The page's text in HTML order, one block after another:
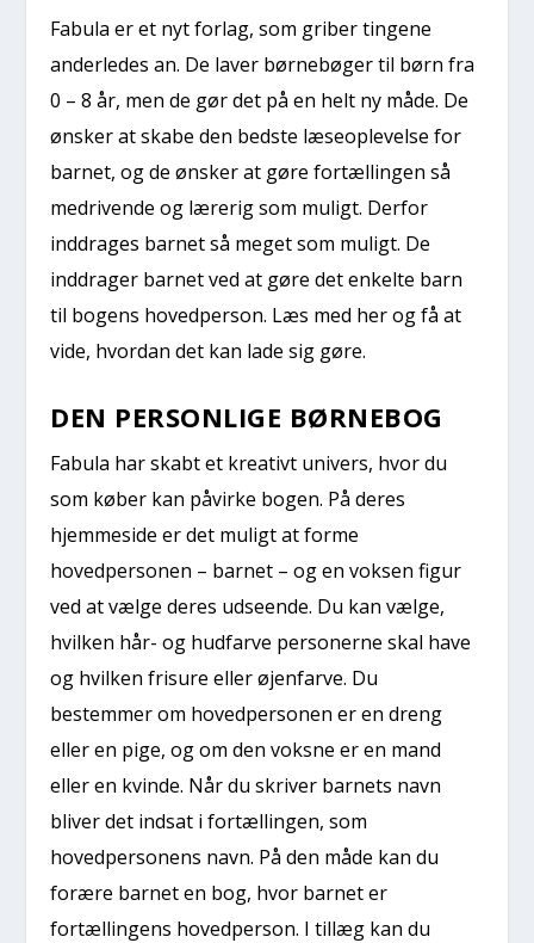
Fabula er et nyt forlag, som griber tingene
anderledes an. De laver børnebøger til børn fra
0 – 8 år, men de gør det på en helt ny måde. De
ønsker at skabe den bedste læseoplevelse for
barnet, og de ønsker at gøre fortællingen så
medrivende og lærerig som muligt. Derfor
inddrages barnet så meget som muligt. De
inddrager barnet ved at gøre det enkelte barn
til bogens hovedperson. Læs med her og få at
vide, hvordan det kan lade sig gøre.
DEN PERSONLIGE BØRNEBOG
Fabula har skabt et kreativt univers, hvor du
som køber kan påvirke bogen. På deres
hjemmeside er det muligt at forme
hovedpersonen – barnet – og en voksen figur
ved at vælge deres udseende. Du kan vælge,
hvilken hår- og hudfarve personerne skal have
og hvilken frisure eller øjenfarve. Du
bestemmer om hovedpersonen er en dreng
eller en pige, og om den voksne er en mand
eller en kvinde. Når du skriver barnets navn
bliver det indsat i fortællingen, som
hovedpersonens navn. På den måde kan du
forære barnet en bog, hvor barnet er
fortællingens hovedperson. I tillæg kan du